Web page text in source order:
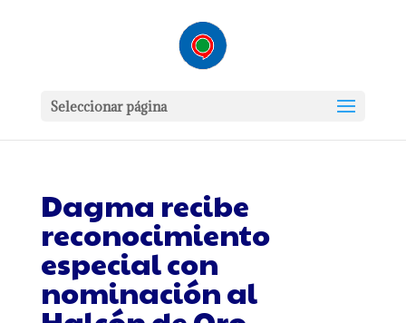
Seleccionar página
Dagma recibe
reconocimiento
especial con
nominación al